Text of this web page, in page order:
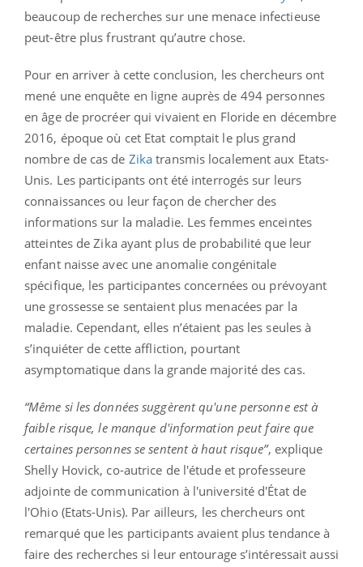
beaucoup de recherches sur une menace infectieuse
peut-être plus frustrant qu’autre chose.
Pour en arriver à cette conclusion, les chercheurs ont
mené une enquête en ligne auprès de 494 personnes
en âge de procréer qui vivaient en Floride en décembre
2016, époque où cet Etat comptait le plus grand
nombre de cas de Zika transmis localement aux Etats-
Unis. Les participants ont été interrogés sur leurs
connaissances ou leur façon de chercher des
informations sur la maladie. Les femmes enceintes
atteintes de Zika ayant plus de probabilité que leur
enfant naisse avec une anomalie congénitale
spécifique, les participantes concernées ou prévoyant
une grossesse se sentaient plus menacées par la
maladie. Cependant, elles n’étaient pas les seules à
s’inquiéter de cette affliction, pourtant
asymptomatique dans la grande majorité des cas.
“Même si les données suggèrent qu'une personne est à
faible risque, le manque d'information peut faire que
certaines personnes se sentent à haut risque”, explique
Shelly Hovick, co-autrice de l'étude et professeure
adjointe de communication à l'université d'État de
l'Ohio (Etats-Unis). Par ailleurs, les chercheurs ont
remarqué que les participants avaient plus tendance à
faire des recherches si leur entourage s’intéressait aussi